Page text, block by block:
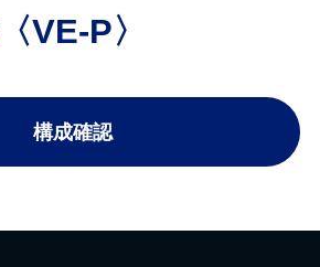
VE-P〉
構成確認